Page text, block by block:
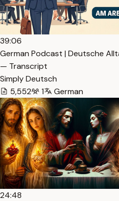
39:06
German Podcast | Deutsche
— Transcript
Simply Deutsch
5,552
1 German
24:48